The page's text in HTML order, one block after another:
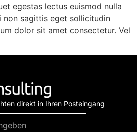
egestas lectus euismod nulla
non sagittis eget sollicitudin
dolor sit amet consectetur. Vel
direkt in Ihren Posteingang